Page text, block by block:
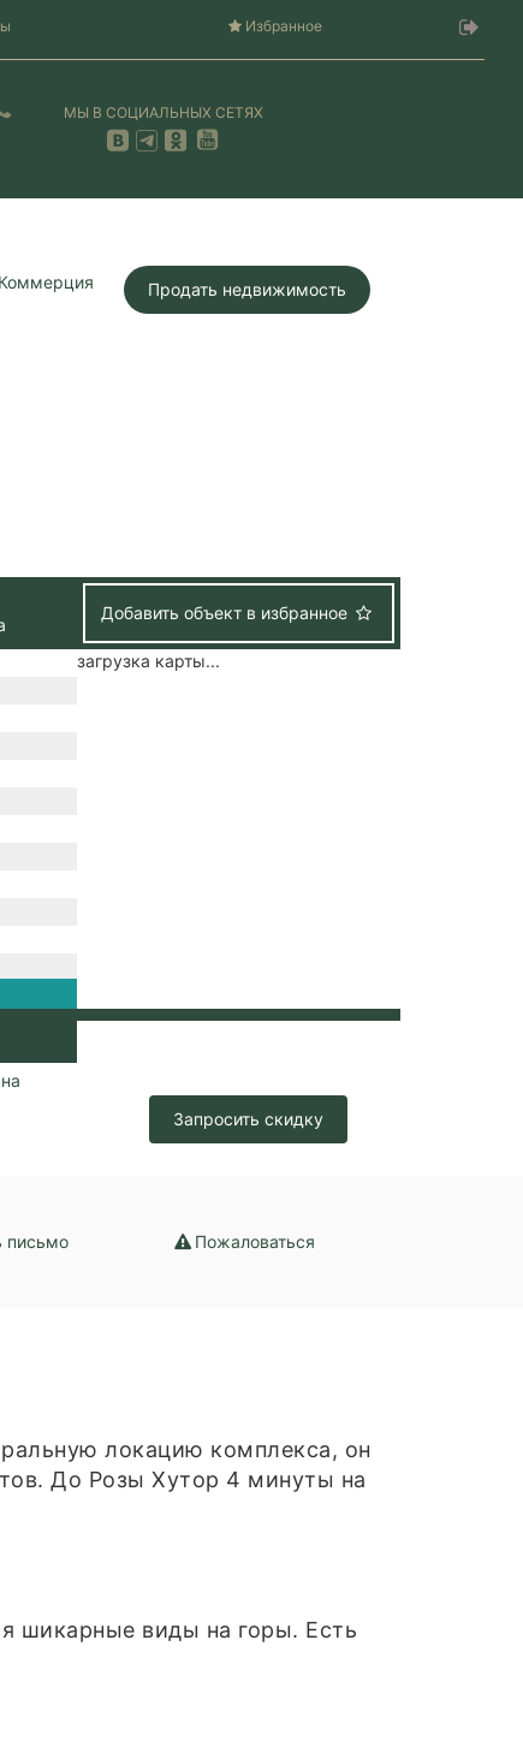
Избранное
МЫ В СОЦИАЛЬНЫХ СЕТЯХ
Коммерция Продать недвижимость
Добавить объект в избранное
/
загрузка карты...
Запросить скидку
письмо Пожаловаться
локацию комплeкca, oн
До Рoзы Xутoр 4 минуты на
шикарные виды на горы. Есть